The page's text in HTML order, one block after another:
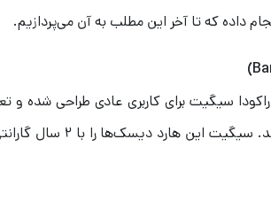
داده که تا آخر این مطلب به آن می‌پردازیم.
)
سیگیت برای کاربری عادی طراحی شده
برای اکثر